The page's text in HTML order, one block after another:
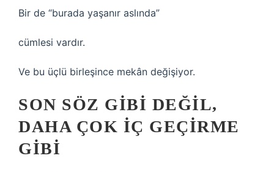
Bir de “burada yaşanır aslında”
cümlesi vardır.
Ve bu üçlü birleşince mekân değişiyor.
SON SÖZ GIBI DEĞIL,
DAHA ÇOK IÇ GEÇIRME
GIBI